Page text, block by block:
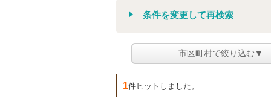
条件を変更して再検索
市区町村で絞り込む▼
1件ヒットしました。